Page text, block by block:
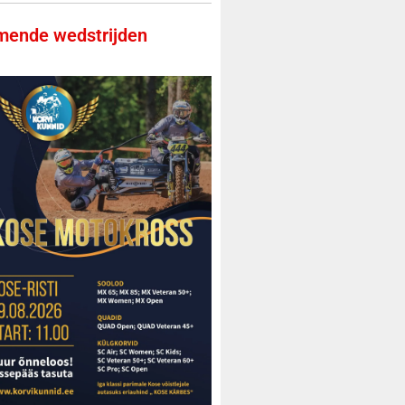
wedstrijden